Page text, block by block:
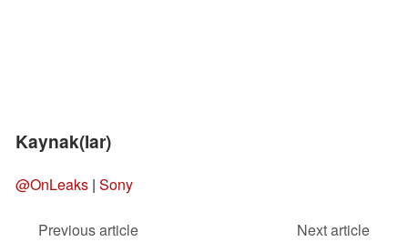
Kaynak(lar)
@OnLeaks | Sony
Previous article
Next article